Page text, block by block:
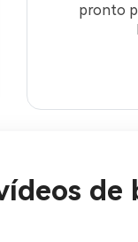
pronto
de